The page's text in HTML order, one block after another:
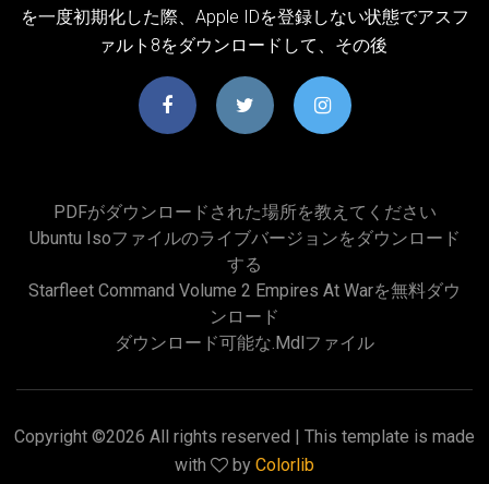
を一度初期化した際、Apple IDを登録しない状態でアスフ
ァルト8をダウンロードして、その後
PDFがダウンロードされた場所を教えてください
Ubuntu Isoファイルのライブバージョンをダウンロード
する
Starfleet Command Volume 2 Empires At Warを無料ダウ
ンロード
ダウンロード可能な.mdlファイル
Copyright ©2026 All rights reserved | This template is made
with
by Colorlib